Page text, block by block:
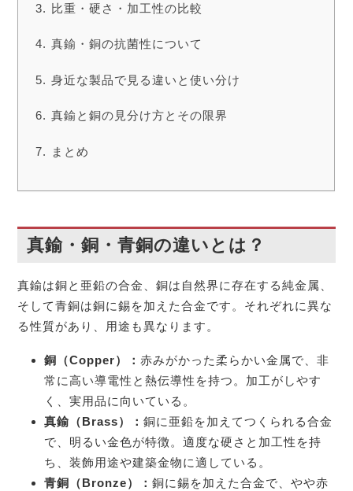
比重・硬さ・加工性の比較
真鍮・銅の抗菌性について
身近な製品で見る違いと使い分け
真鍮と銅の見分け方とその限界
まとめ
真鍮・銅・青銅の違いとは？
真鍮は銅と亜鉛の合金、銅は自然界に存在する純金属、
そして青銅は銅に錫を加えた合金です。それぞれに異な
る性質があり、用途も異なります。
銅（Copper）： 赤みがかった柔らかい金属で、非
常に高い導電性と熱伝導性を持つ。加工がしやす
く、実用品に向いている。
真鍮（Brass）： 銅に亜鉛を加えてつくられる合金
で、明るい金色が特徴。適度な硬さと加工性を持
ち、装飾用途や建築金物に適している。
青銅（Bronze）： 銅に錫を加えた合金で、やや赤